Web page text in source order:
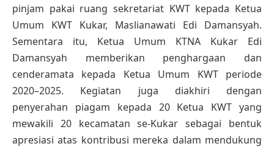
pinjam pakai ruang sekretariat KWT kepada Ketua
Umum KWT Kukar, Maslianawati Edi Damansyah.
Sementara itu, Ketua Umum KTNA Kukar Edi
Damansyah memberikan penghargaan dan
cenderamata kepada Ketua Umum KWT periode
2020–2025. Kegiatan juga diakhiri dengan
penyerahan piagam kepada 20 Ketua KWT yang
mewakili 20 kecamatan se-Kukar sebagai bentuk
apresiasi atas kontribusi mereka dalam mendukung